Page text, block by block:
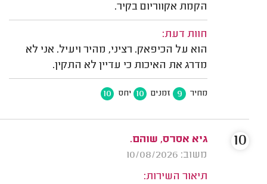
הקמת אקווריום בקיר.
חוות דעת:
הוא על הכיפאק. רציני, מהיר ויעיל. אני לא
מדרג את האיכות כי עדיין לא התקין.
מחיר 9 זמנים 10 יחס 10
גיא אסרס, שוהם.
משוב: 10/08/2026
תיאור השירות:
10